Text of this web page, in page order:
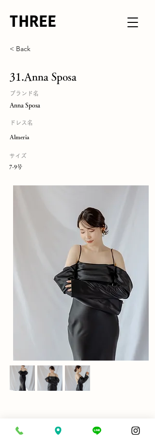
THREE
< Back
31.Anna Sposa
ブランド名
Anna Sposa
ドレス名
Almeria
サイズ
7-9号